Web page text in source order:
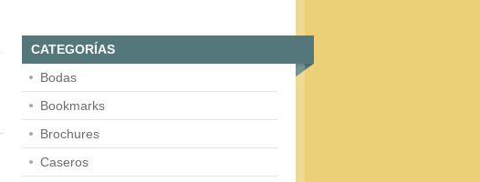
CATEGORÍAS
Bodas
Bookmarks
Brochures
Caseros